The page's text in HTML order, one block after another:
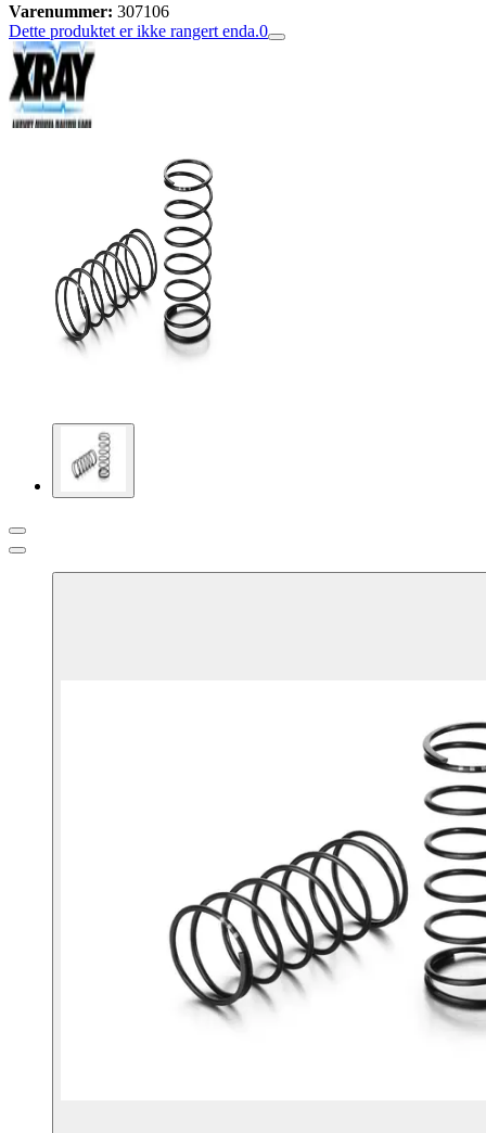
Varenummer: 307106
Dette produktet er ikke rangert enda.0